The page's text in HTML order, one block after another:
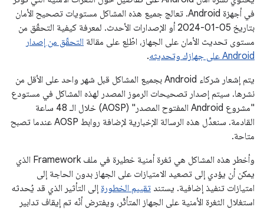
في أجهزة Android. تعالج جميع هذه المشاكل مستويات تصحيح الأمان
بتاريخ 05‏-01‏-2024 أو الإصدارات الأحدث. لمعرفة كيفية التحقّق من
مستوى تحديث الأمان على الجهاز، اطّلِع على مقالة التحقّق من إصدار
Android على جهازك وتحديثه
.
يتم إشعار شركاء Android بجميع المشاكل قبل شهر واحد على الأقل من
نشرها. سيتم إصدار تصحيحات الرموز المصدر لهذه المشاكل في مستودع
"مشروع Android المفتوح المصدر" (AOSP) خلال الـ 48 ساعة
القادمة. سنعدِّل هذه الرسالة الإخبارية لإضافة روابط AOSP عندما تصبح
متاحة.
وأخطر هذه المشاكل هي ثغرة أمنية خطيرة في ملف Framework الذي
يمكن أن يؤدي إلى تصعيد الامتيازات على الجهاز بدون الحاجة إلى
امتيازات تنفيذ إضافية. يستند تقييم الخطورة إلى التأثير الذي قد يُحدثه
استغلال الثغرة الأمنية على الجهاز المتأثّر، ويفترض أنّه تم إيقاف تدابير